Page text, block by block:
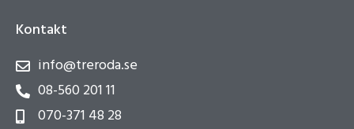
Kontakt
info@treroda.se
08-560 201 11
070-371 48 28